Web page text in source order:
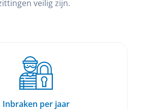
veilig zijn.
Inbraken per jaar